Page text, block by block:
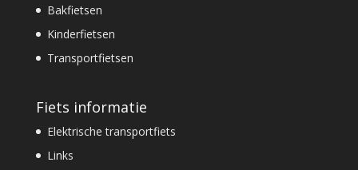
Bakfietsen
Kinderfietsen
Transportfietsen
Fiets informatie
Elektrische transportfiets
Links